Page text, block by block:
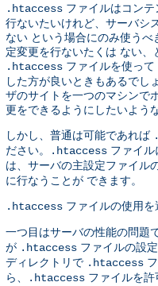
.htaccess ファイルはコン
行ないたいけれど、サーバシ
ない という場合にのみ使う
定変更を行ないたくは ない
.htaccess ファイルを使っ
した方が良いときもあるでし
ザのサイトを一つのマシンで
更をできるようにしたいよう
しかし、普通は可能であれば
ださい。
.htaccess ファイ
は、サーバの主設定ファイル
に行なうことが できます。
.htaccess ファイルの使用を
一つ目はサーバの性能の問題で
が .htaccess ファイルの設
ディレクトリで .htaccess
ら、
.htaccess ファイルを